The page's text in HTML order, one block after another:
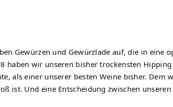
Gewürzen und Gewürzlade auf, die in eine
wir unseren bisher trockensten
als einer unserer besten Weine bisher. Dem
ist. Und eine Entscheidung zwischen